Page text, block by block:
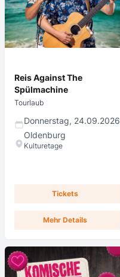
Reis Against The
Spülmachine
Tourlaub
Donnerstag, 24.09.2026
Oldenburg
Kulturetage
Tickets
Mehr Details